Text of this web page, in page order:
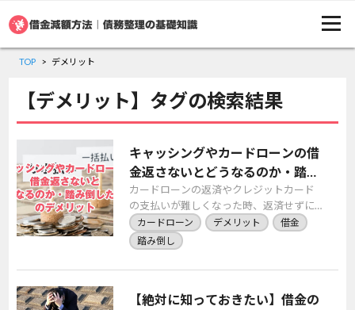
TOP デメリット
【デメリット】タグの検索結果
キャッシングやカードローンの借
金返さないとどうなるのか・踏み
倒した場合のデメリット
カードローンの返済やクレジットカード
の支払いが難しくなった時、返済せずに
放置する(踏み倒す)ケースが見受けられま
す。しかし、返済が滞っている限り督促
の連絡は続き […]
カードローン デメリット
借金
踏み倒し
【絶対に知っておきたい】借金の